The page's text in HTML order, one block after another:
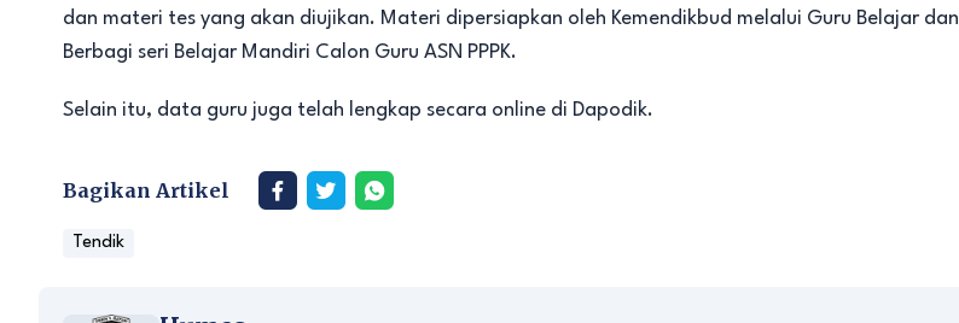
dan materi tes yang akan diujikan. Materi dipersiapkan oleh Kemendikbud melalui Guru Belajar dan
Berbagi seri Belajar Mandiri Calon Guru ASN PPPK.
Selain itu, data guru juga telah lengkap secara online di Dapodik.
Bagikan Artikel
Tendik